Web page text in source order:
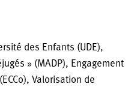
des Enfants (UDE),
» (MADP), Engagement
Valorisation de